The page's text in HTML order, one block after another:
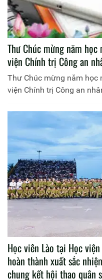
Thư Chúc mừng năm
viện Chính trị Công an
Thư Chúc mừng năm học
viện Chính trị Công an
Học viên Lào tại Học
hoàn thành xuất sắc
chung kết hội thao quân